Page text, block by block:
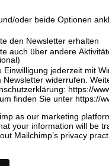
oder beide Optionen
den Newsletter erhalten
auch über andere
Einwilligung jederzeit mit
Newsletter widerrufen.
https://
finden Sie unter https://
as our marketing
your information will be
Mailchimp’s privacy